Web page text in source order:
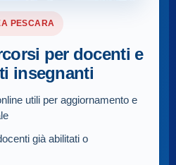
PESCARA
per docenti e
insegnanti
utili per aggiornamento e
già abilitati o